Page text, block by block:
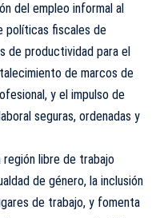
del empleo informal al
políticas fiscales de
de productividad para el
de marcos de
y el impulso de
seguras, ordenadas y
región libre de trabajo
de género, la inclusión
de trabajo, y fomenta